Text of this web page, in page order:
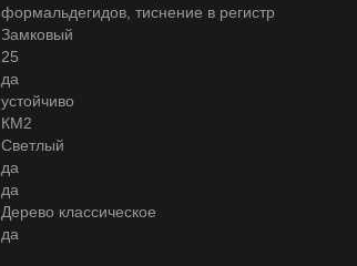
формальдегидов, тиснение в регистр
Замковый
25
да
устойчиво
КМ2
Светлый
да
да
Дерево классическое
да